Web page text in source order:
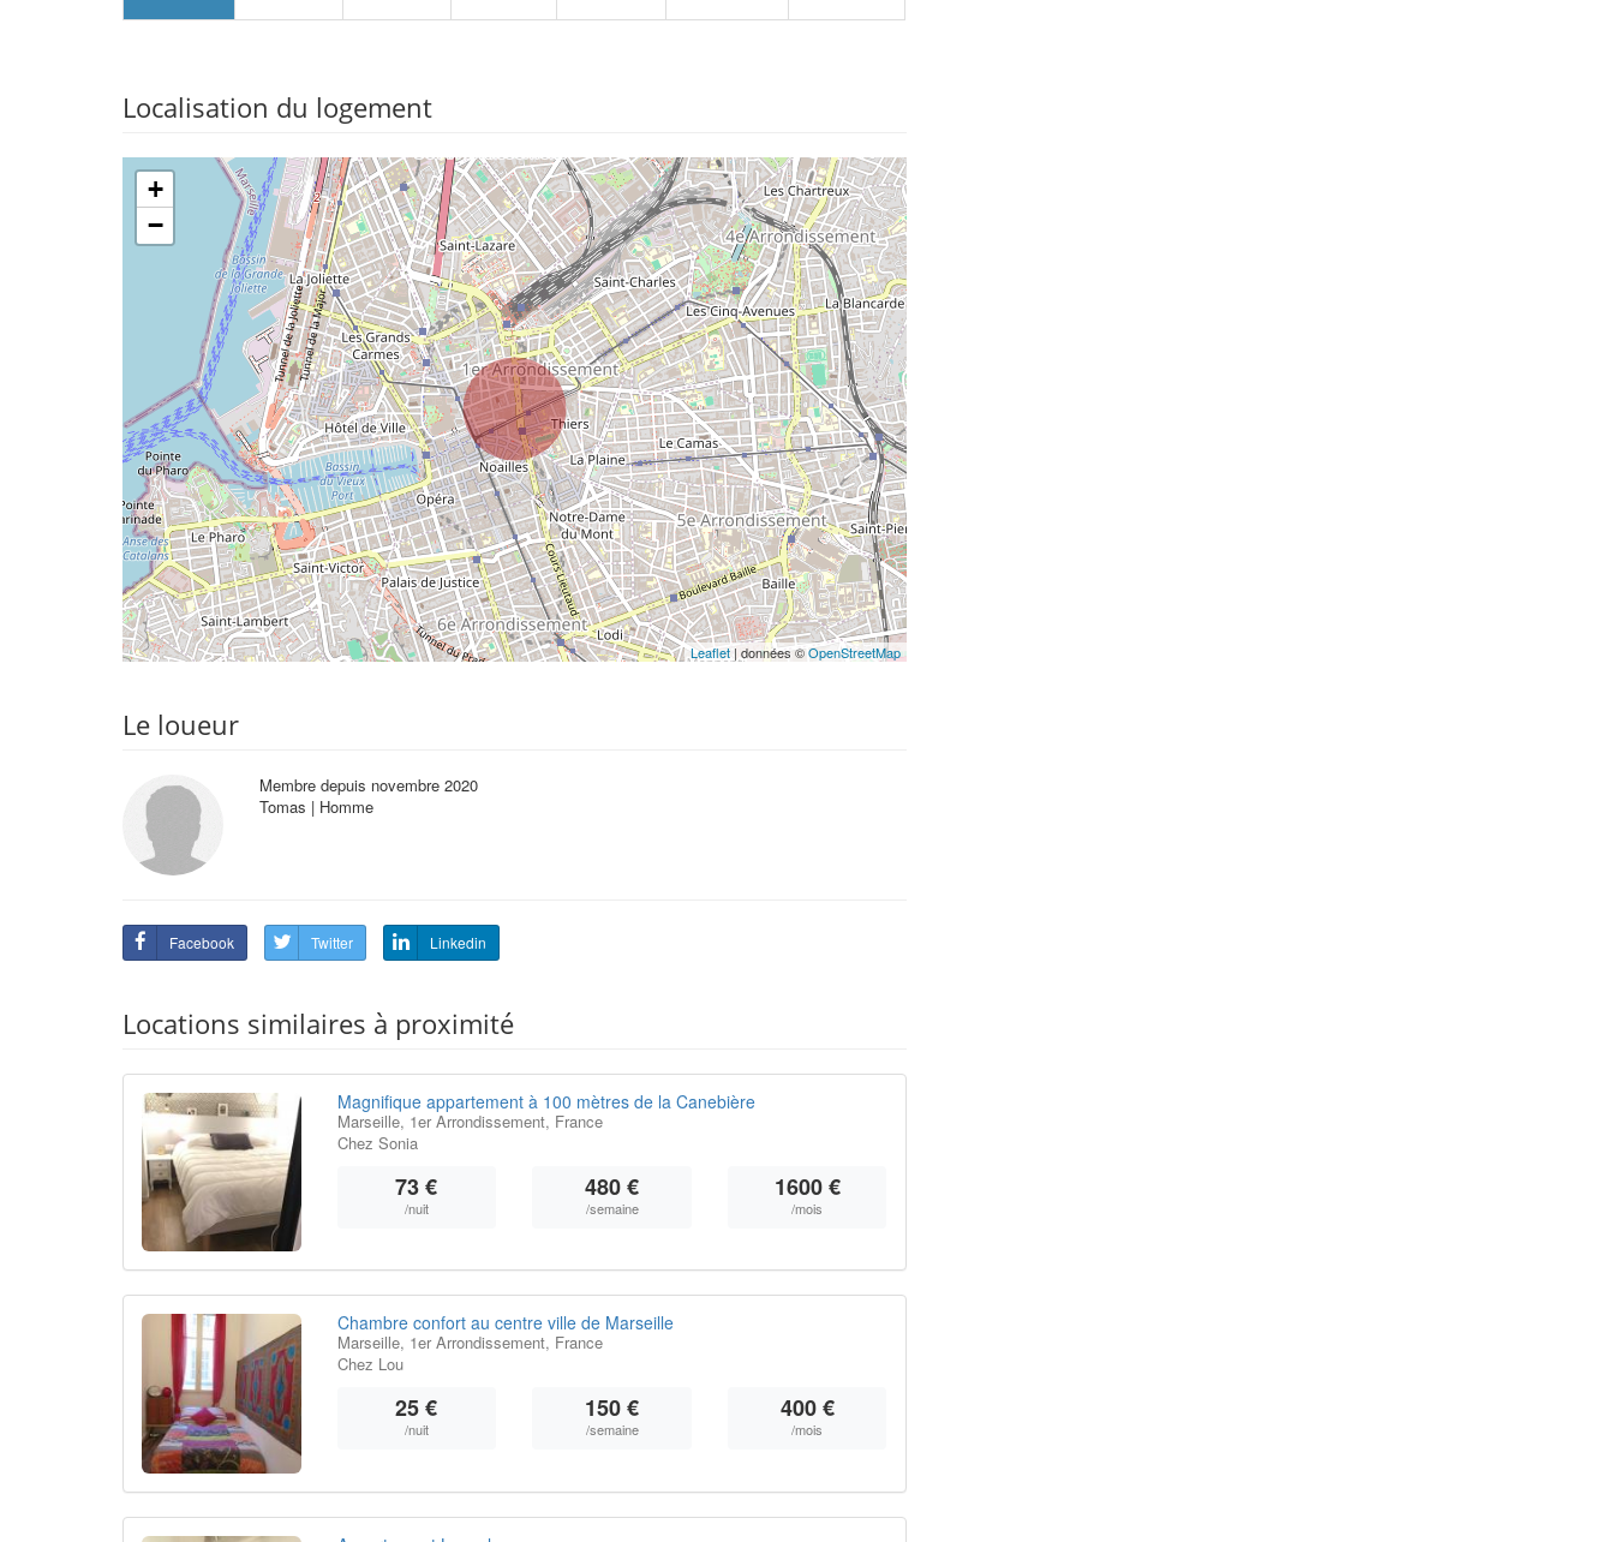
Localisation du logement
+
−
Leaflet| données ©OpenStreetMap
Le loueur
Membre depuis novembre 2020
Tomas | Homme
Facebook Twitter Linkedin
Locations similaires à proximité
Magnifique appartement à 100 mètres de la Canebière
Marseille, 1er Arrondissement, France
Chez Sonia
73 €
/nuit
480 €
/semaine
1600 €
/mois
Chambre confort au centre ville de Marseille
Marseille, 1er Arrondissement, France
Chez Lou
25 €
/nuit
150 €
/semaine
400 €
/mois